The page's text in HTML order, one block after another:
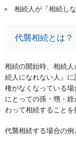
相続人が『相続し
代襲相続とは？
相続の開始時、相続人
続人になれない人』
権がなくなっている場
にとっての孫・甥・
わって相続することを
代襲相続する場合の例